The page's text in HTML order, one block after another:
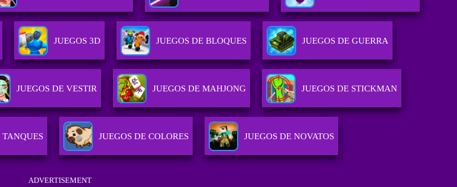
JUEGOS 3D JUEGOS DE BLOQUES JUEGOS DE GUERRA
JUEGOS DE VESTIR JUEGOS DE MAHJONG JUEGOS DE STICKMAN
TANQUES JUEGOS DE COLORES JUEGOS DE NOVATOS
ADVERTISEMENT